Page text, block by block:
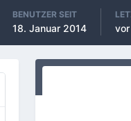
BENUTZER SEIT
18. Januar 2014